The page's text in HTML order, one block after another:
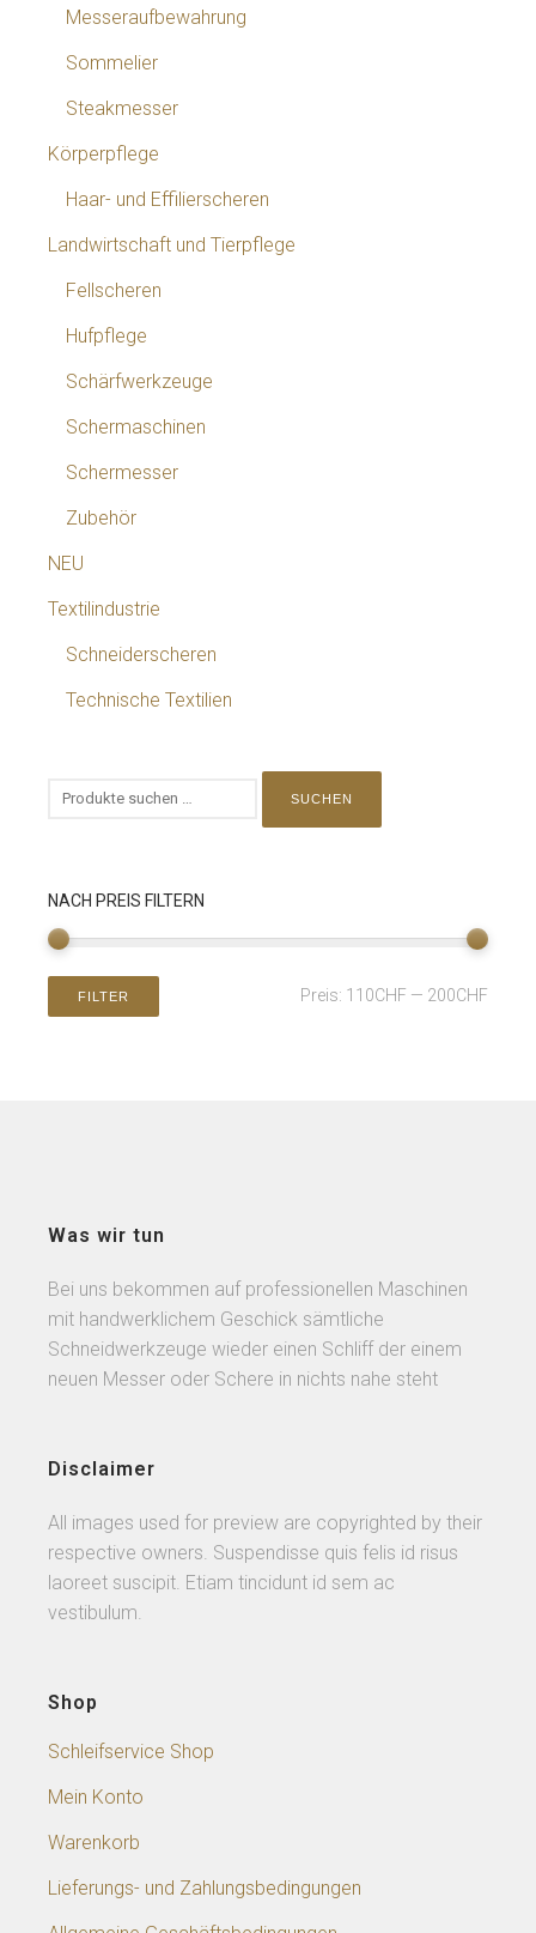
Messeraufbewahrung
Sommelier
Steakmesser
Körperpflege
Haar- und Effilierscheren
Landwirtschaft und Tierpflege
Fellscheren
Hufpflege
Schärfwerkzeuge
Schermaschinen
Schermesser
Zubehör
NEU
Textilindustrie
Schneiderscheren
Technische Textilien
SUCHEN
NACH PREIS FILTERN
FILTER Preis: 110CHF — 200CHF
Was wir tun
Bei uns bekommen auf professionellen Maschinen
mit handwerklichem Geschick sämtliche
Schneidwerkzeuge wieder einen Schliff der einem
neuen Messer oder Schere in nichts nahe steht
Disclaimer
All images used for preview are copyrighted by their
respective owners. Suspendisse quis felis id risus
laoreet suscipit. Etiam tincidunt id sem ac
vestibulum.
Shop
Schleifservice Shop
Mein Konto
Warenkorb
Lieferungs- und Zahlungsbedingungen